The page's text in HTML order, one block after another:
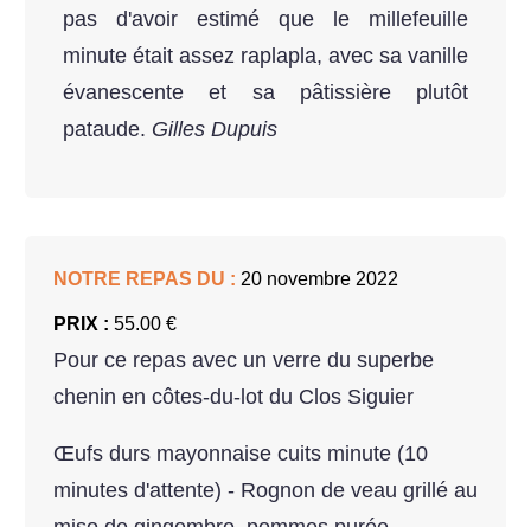
pas d'avoir estimé que le millefeuille
minute était assez raplapla, avec sa vanille
évanescente et sa pâtissière plutôt
pataude. Gilles Dupuis
NOTRE REPAS DU : 20 novembre 2022
PRIX : 55.00 €
Pour ce repas avec un verre du superbe
chenin en côtes-du-lot du Clos Siguier
Œufs durs mayonnaise cuits minute (10
minutes d'attente) - Rognon de veau grillé au